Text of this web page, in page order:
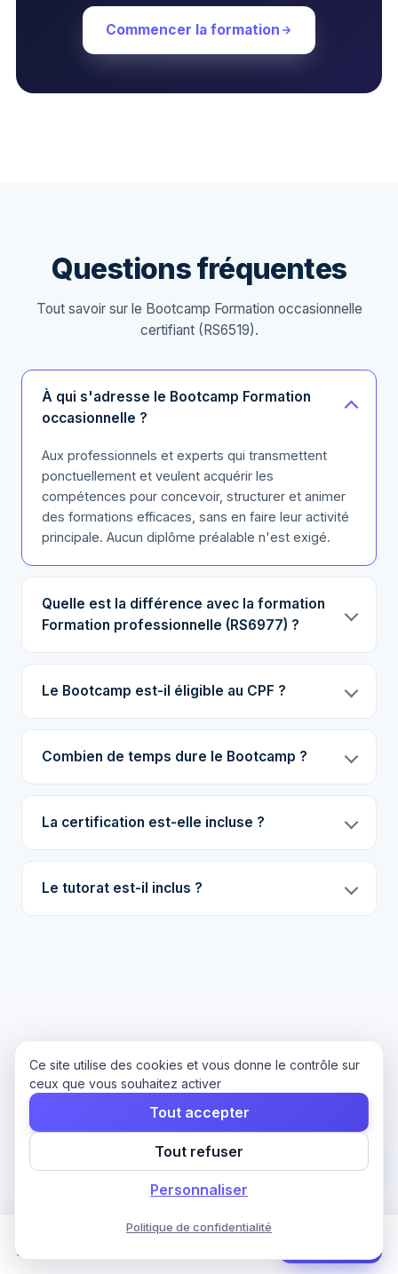
Commencer la formation
Questions fréquentes
Tout savoir sur le Bootcamp Formation occasionnelle
certifiant (RS6519).
À qui s'adresse le Bootcamp Formation
occasionnelle ?
Aux professionnels et experts qui transmettent
ponctuellement et veulent acquérir les
compétences pour concevoir, structurer et animer
des formations efficaces, sans en faire leur activité
principale. Aucun diplôme préalable n'est exigé.
Quelle est la différence avec la formation
Formation professionnelle (RS6977) ?
Le Bootcamp est-il éligible au CPF ?
Combien de temps dure le Bootcamp ?
La certification est-elle incluse ?
Le tutorat est-il inclus ?
Découvrez les autres parcours
Métiers de la formation
Un autre parcours peut mieux correspondre à votre
objectif professionnel.
Formation professionnelle
Formation Formation occasionnelle
35–45 h · 3 mois · CPF
Ce site utilise des cookies et vous donne le contrôle sur
ceux que vous souhaitez activer
Tout accepter
Tout refuser
Personnaliser
Politique de confidentialité